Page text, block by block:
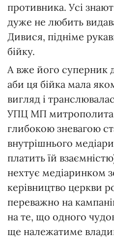
противника. Усі
дуже не любить
Дивися, підніме
бійку.
А вже його суперник
аби ця бійка мала
вигляд і
УПЦ МП митрополита
глибокою зневагою
внутрішнього
платить їй
нехтує медіаринком
керівництво церкви
переважно на
на те, що одного
ще належатиме